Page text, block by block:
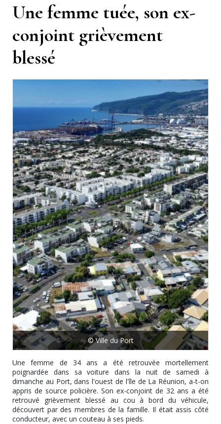
Une femme tuée, son ex-
conjoint grièvement
blessé
© Ville du Port
Une femme de 34 ans a été retrouvée mortellement
poignardée dans sa voiture dans la nuit de samedi à
dimanche au Port, dans l'ouest de l'île de La Réunion, a-t-on
appris de source policière. Son ex-conjoint de 32 ans a été
retrouvé grièvement blessé au cou à bord du véhicule,
découvert par des membres de la famille. Il était assis côté
conducteur, avec un couteau à ses pieds.